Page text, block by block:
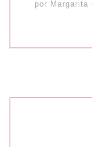
por Margarita